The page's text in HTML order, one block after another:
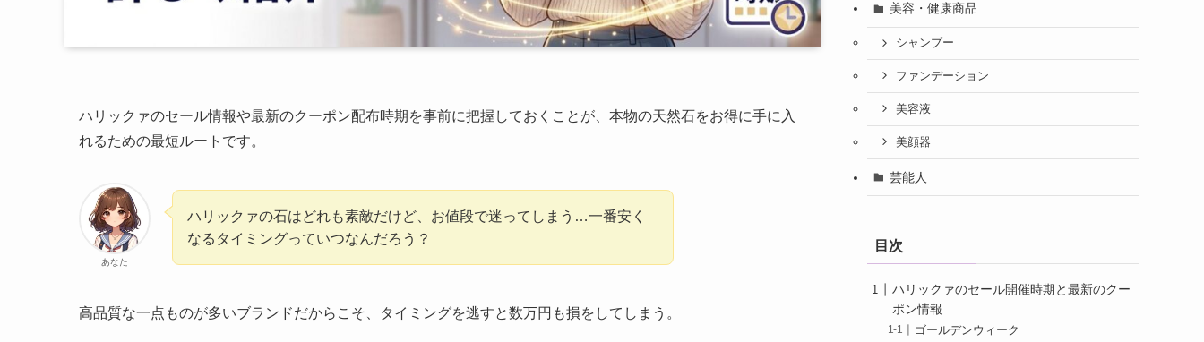
ハリックァのセール情報や最新のクーポン配布時期を事前に把握しておくことが、本物の天然石をお得に手に入
れるための最短ルートです。
あなた
ハリックァの石はどれも素敵だけど、お値段で迷ってしまう…一番安く
なるタイミングっていつなんだろう？
高品質な一点ものが多いブランドだからこそ、タイミングを逃すと数万円も損をしてしまう。
美容・健康商品
シャンプー
ファンデーション
美容液
美顔器
芸能人
目次
ハリックァのセール開催時期と最新のクー
ポン情報
ゴールデンウィーク